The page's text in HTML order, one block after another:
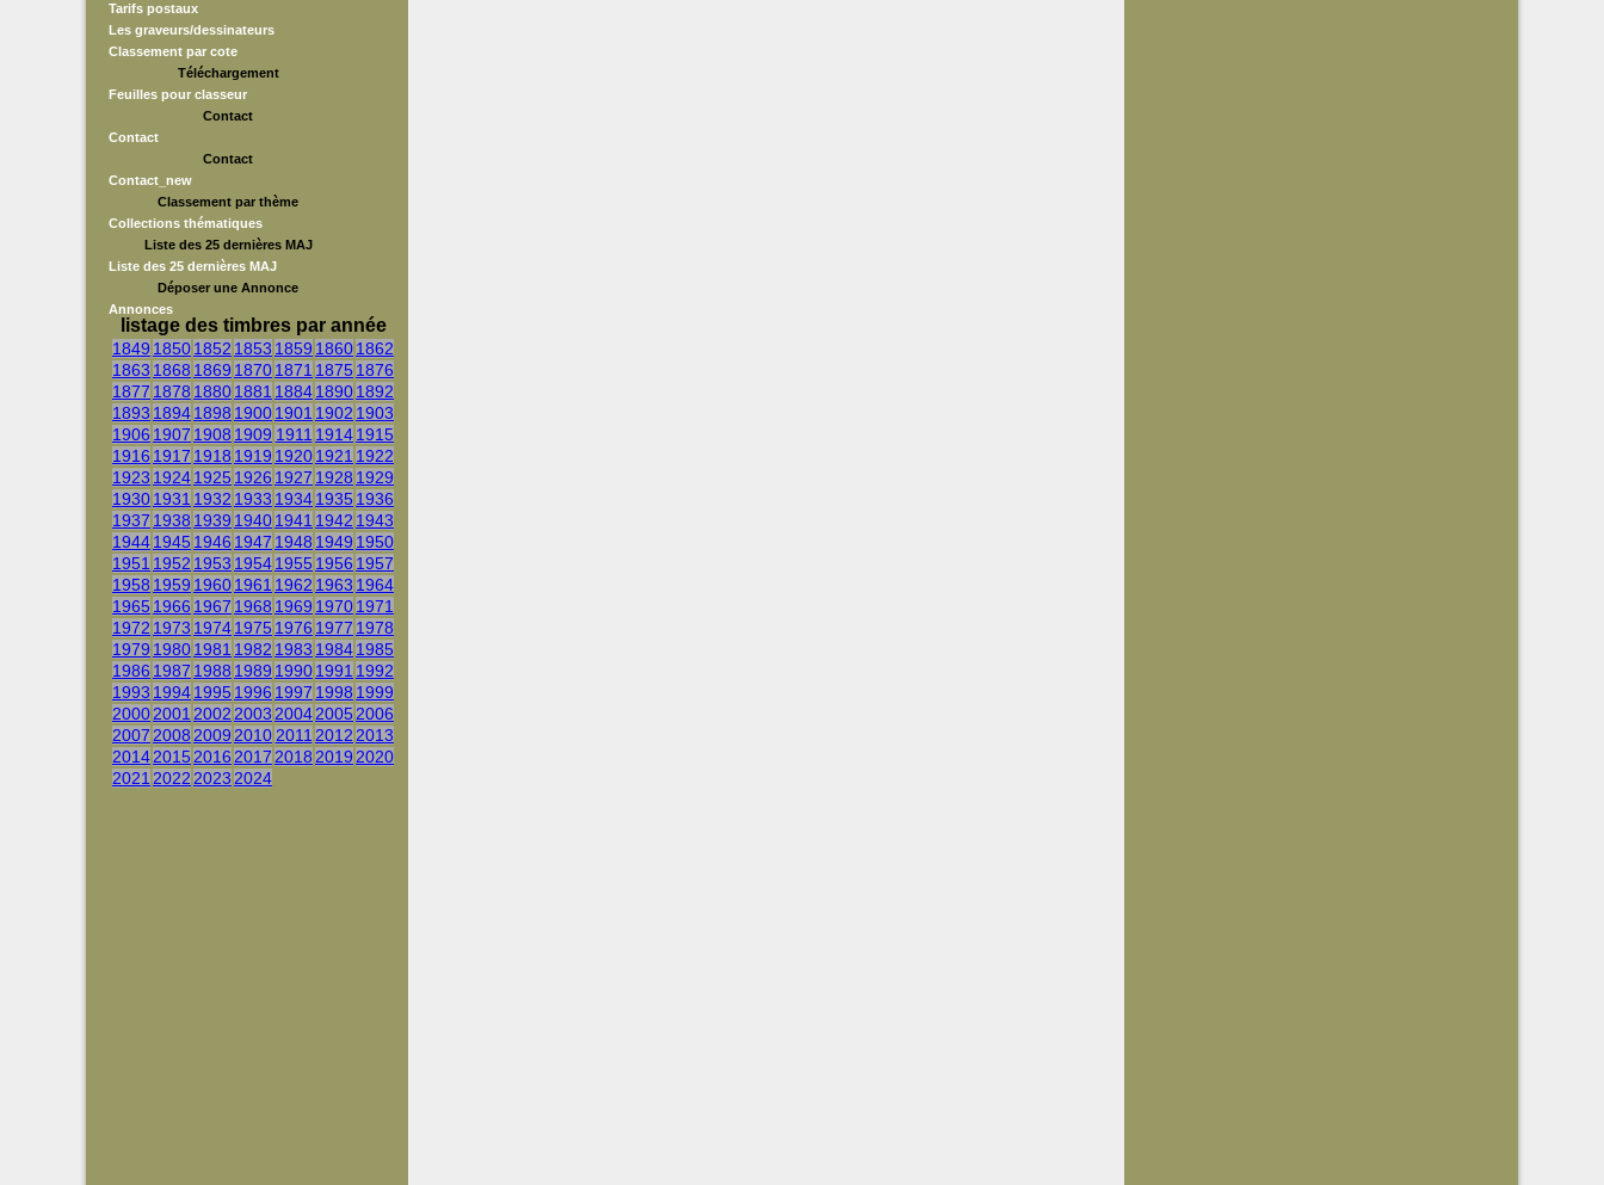
Tarifs postaux
Les graveurs/dessinateurs
Classement par cote
Téléchargement
Feuilles pour classeur
Contact
Contact
Contact
Contact_new
Classement par thème
Collections thématiques
Liste des 25 dernières MAJ
Liste des 25 dernières MAJ
Déposer une Annonce
Annonces
listage des timbres par année
1849 18501852 1853 1859 18601862
1863 1868 1869 18701871 1875 1876
1877 1878 18801881 188418901892
1893 18941898 19001901 1902 1903
1906 1907 1908 1909 1911 19141915
1916 1917 1918 1919 19201921 1922
1923 19241925 1926 1927 1928 1929
19301931 1932 1933 19341935 1936
1937 1938 1939 19401941 1942 1943
19441945 1946 1947 1948 1949 1950
1951 1952 1953 19541955 1956 1957
1958 1959 19601961 1962 1963 1964
1965 1966 1967 1968 1969 19701971
1972 1973 19741975 1976 1977 1978
1979 19801981 1982 1983 19841985
1986 1987 1988 1989 19901991 1992
1993 19941995 1996 1997 1998 1999
20002001 2002 2003 20042005 2006
2007 2008 2009 2010 2011 2012 2013
20142015 2016 2017 2018 2019 2020
2021 2022 2023 2024